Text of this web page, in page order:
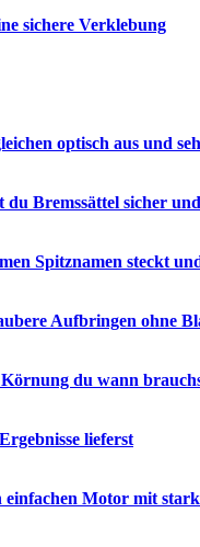
sichere Verklebung
optisch aus und
du Bremssättel sicher
Spitznamen steckt
Aufbringen ohne
du wann
lieferst
einfachen Motor mit